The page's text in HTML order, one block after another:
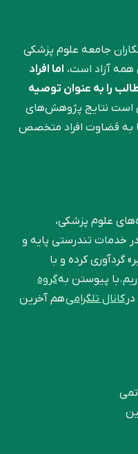
جامعه علوم ‌پزشکی
آزاد است، اما افراد
را به عنوان توصیه
است نتایج پژوهش‌های
به قضاوت افراد متخصص
علوم پزشکی،
خدمات تندرستی پایه و
گردآوری کرده و با
پیوستن بهگروه
کانال تلگرامیهم آخرین